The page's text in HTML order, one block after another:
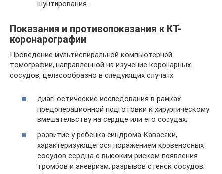
шунтирования.
Показания и противопоказания к КТ-
коронарографии
Проведение мультиспиральной компьютерной
томографии, направленной на изучение коронарных
сосудов, целесообразно в следующих случаях:
диагностические исследования в рамках
предоперационной подготовки к хирургическому
вмешательству на сердце или его сосудах;
развитие у ребёнка синдрома Кавасаки,
характеризующегося поражением кровеносных
сосудов сердца с высоким риском появления
тромбов и аневризм, разрывов стенок сосудов;